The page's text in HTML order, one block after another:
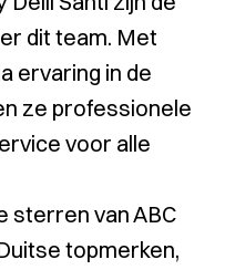
dit team. Met
ervaring in de
ze professionele
voor alle
sterren van ABC
topmerken,